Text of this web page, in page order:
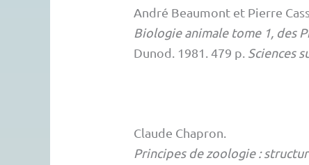
André Beaumont et Pierre
Biologie animale tome 1, des
Dunod. 1981.479 p. Sciences
Claude Chapron.
Principes de zoologie :